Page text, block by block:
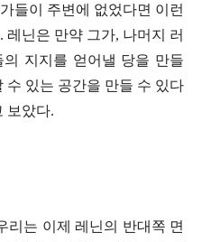
들이 주변에 없었다면 이런
. 레닌은 만약 그가, 나머지 러
지지를 얻어낼 당을 만들
수 있는 공간을 만들 수 있다
보았다.
리는 이제 레닌의 반대쪽 면